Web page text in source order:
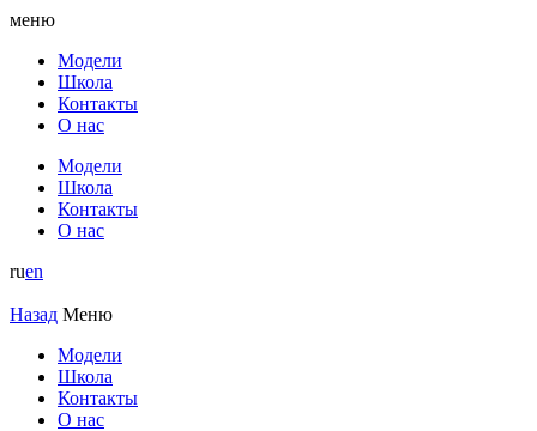
меню
Модели
Школа
Контакты
О нас
Модели
Школа
Контакты
О нас
ruen
Назад Меню
Модели
Школа
Контакты
О нас